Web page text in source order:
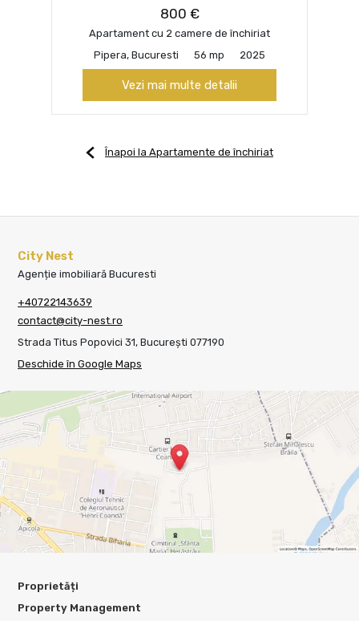
800 €
Apartament cu 2 camere de închiriat
Pipera, Bucuresti
56 mp 2025
Vezi mai multe detalii
Înapoi la Apartamente de închiriat
City Nest
Agenție imobiliară Bucuresti
+40722143639
contact@city-nest.ro
Strada Titus Popovici 31, București 077190
Deschide în Google Maps
Proprietăți
Property Management